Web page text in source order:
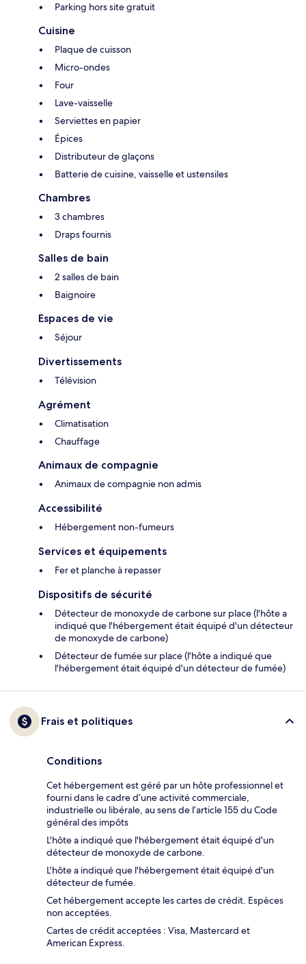
Parking hors site gratuit
Cuisine
Plaque de cuisson
Micro-ondes
Four
Lave-vaisselle
Serviettes en papier
Épices
Distributeur de glaçons
Batterie de cuisine, vaisselle et ustensiles
Chambres
3 chambres
Draps fournis
Salles de bain
2 salles de bain
Baignoire
Espaces de vie
Séjour
Divertissements
Télévision
Agrément
Climatisation
Chauffage
Animaux de compagnie
Animaux de compagnie non admis
Accessibilité
Hébergement non-fumeurs
Services et équipements
Fer et planche à repasser
Dispositifs de sécurité
Détecteur de monoxyde de carbone sur place (l'hôte a
indiqué que l'hébergement était équipé d'un détecteur
de monoxyde de carbone)
Détecteur de fumée sur place (l'hôte a indiqué que
l'hébergement était équipé d'un détecteur de fumée)
Frais et politiques
Conditions
Cet hébergement est géré par un hôte professionnel et
fourni dans le cadre d’une activité commerciale,
industrielle ou libérale, au sens de l’article 155 du Code
général des impôts
L'hôte a indiqué que l'hébergement était équipé d'un
détecteur de monoxyde de carbone.
L'hôte a indiqué que l'hébergement était équipé d'un
détecteur de fumée.
Cet hébergement accepte les cartes de crédit. Espèces
non acceptées.
Cartes de crédit acceptées : Visa, Mastercard et
American Express.